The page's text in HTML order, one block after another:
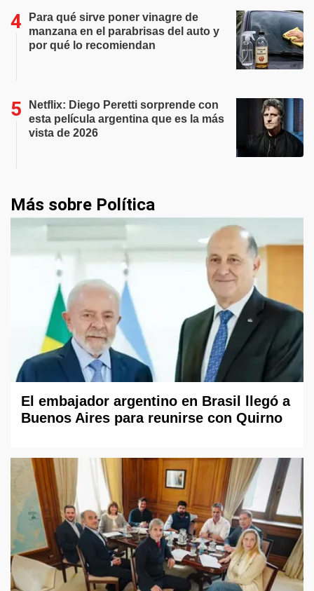
Para qué sirve poner vinagre de
manzana en el parabrisas del auto y
por qué lo recomiendan
Netflix: Diego Peretti sorprende con
esta película argentina que es la más
vista de 2026
Más sobre Política
El embajador argentino en Brasil llegó a
Buenos Aires para reunirse con Quirno